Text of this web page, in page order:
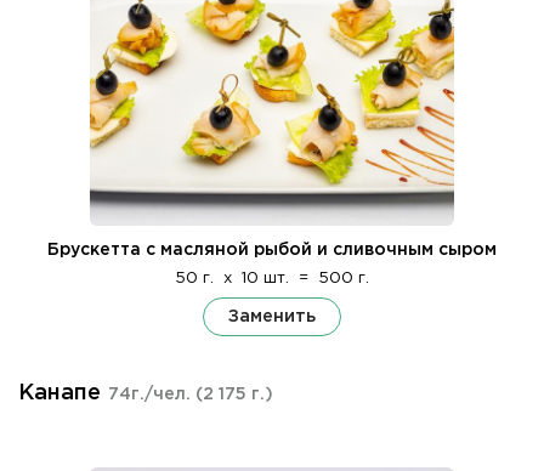
Брускетта с масляной рыбой и сливочным сыром
50 г. x 10 шт. = 500 г.
Заменить
Канапе 74г./чел. (2 175 г.)